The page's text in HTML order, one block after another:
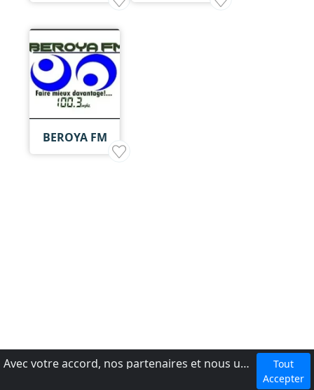
BEROYA FM
Avec votre accord, nos partenaires et nous utilisons des cookies ou technologies similaires pour stocker et accéder à vos informations personnelles, comme votre visite sur ce site.
Tout
Accepter